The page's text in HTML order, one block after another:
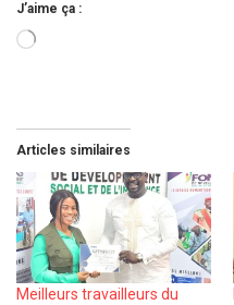
J’aime ça :
Chargement…
Articles similaires
Meilleurs travailleurs du